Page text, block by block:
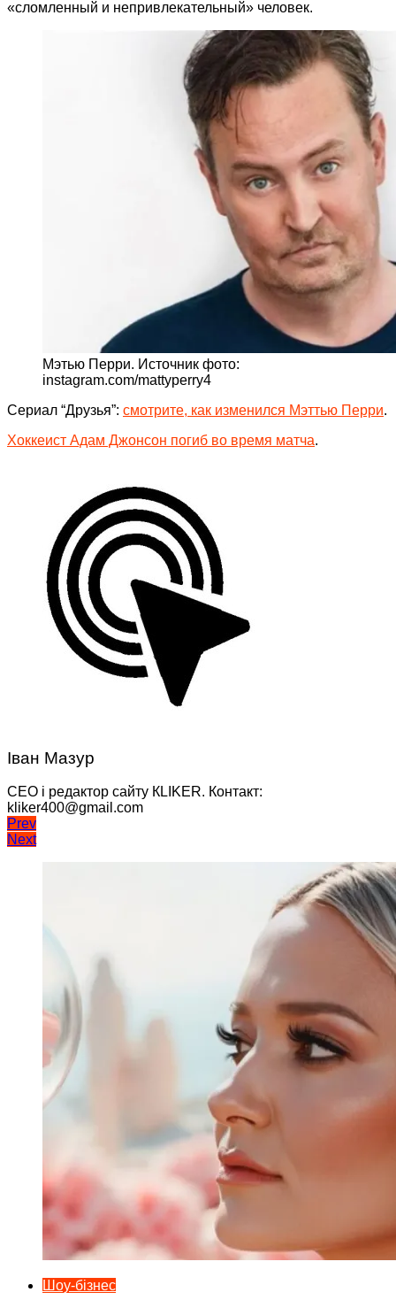
«сломленный и непривлекательный» человек.
Мэтью Перри. Источник фото:
instagram.com/mattyperry4
Сериал “Друзья”: смотрите, как изменился Мэттью Перри.
Хоккеист Адам Джонсон погиб во время матча.
Іван Мазур
CEO і редактор сайту КLIKER. Контакт:
kliker400@gmail.com
Навігація
записів
Prev
Next
Шоу-бізнес